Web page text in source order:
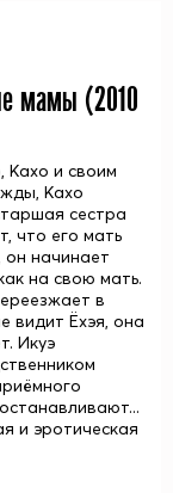
мамы (2010
Кахо и своим
Кахо
сестра
что его мать
он начинает
на свою мать.
в
видит Ёхэя, она
Икуэ
и эротическая